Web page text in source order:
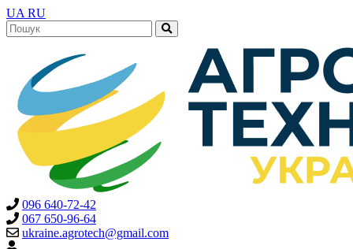
UA RU
096 640-72-42
067 650-96-64
ukraine.agrotech@gmail.com